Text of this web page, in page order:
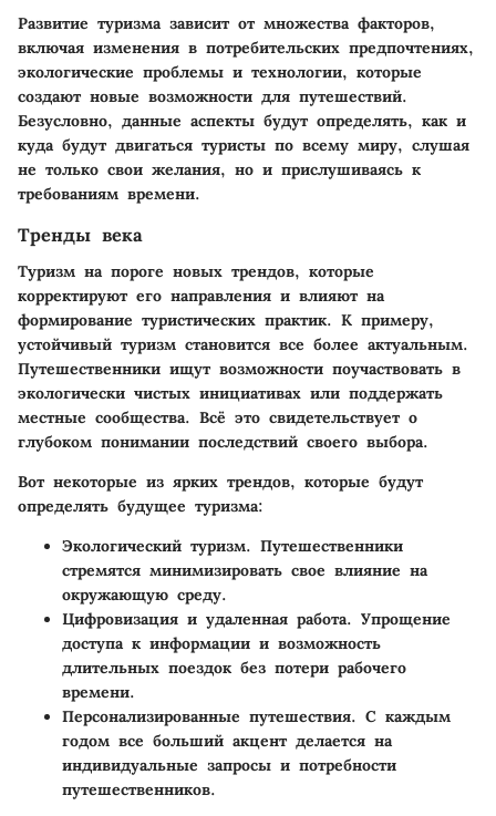
Развитие туризма зависит от множества факторов,
включая изменения в потребительских предпочтениях,
экологические проблемы и технологии, которые
создают новые возможности для путешествий.
Безусловно, данные аспекты будут определять, как и
куда будут двигаться туристы по всему миру, слушая
не только свои желания, но и прислушиваясь к
требованиям времени.
Тренды века
Туризм на пороге новых трендов, которые
корректируют его направления и влияют на
формирование туристических практик. К примеру,
устойчивый туризм становится все более актуальным.
Путешественники ищут возможности поучаствовать в
экологически чистых инициативах или поддержать
местные сообщества. Всё это свидетельствует о
глубоком понимании последствий своего выбора.
Вот некоторые из ярких трендов, которые будут
определять будущее туризма:
Экологический туризм. Путешественники
стремятся минимизировать свое влияние на
окружающую среду.
Цифровизация и удаленная работа. Упрощение
доступа к информации и возможность
длительных поездок без потери рабочего
времени.
Персонализированные путешествия. С каждым
годом все больший акцент делается на
индивидуальные запросы и потребности
путешественников.